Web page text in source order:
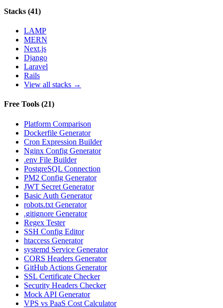
Stacks (41)
LAMP
MERN
Next.js
Django
Laravel
Rails
View all stacks →
Free Tools (21)
Platform Comparison
Dockerfile Generator
Cron Expression Builder
Nginx Config Generator
.env File Builder
PostgreSQL Connection
PM2 Config Generator
JWT Secret Generator
Basic Auth Generator
robots.txt Generator
.gitignore Generator
Regex Tester
SSH Config Editor
htaccess Generator
systemd Service Generator
CORS Headers Generator
GitHub Actions Generator
SSL Certificate Checker
Security Headers Checker
Mock API Generator
VPS vs PaaS Cost Calculator